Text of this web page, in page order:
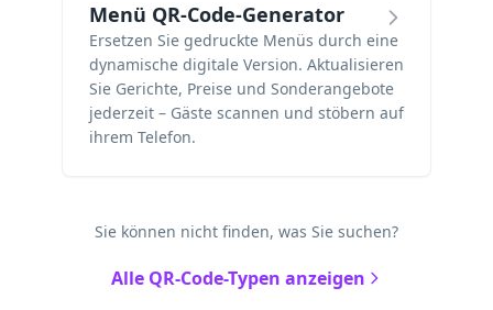
Menü QR-Code-Generator
Ersetzen Sie gedruckte Menüs durch eine
dynamische digitale Version. Aktualisieren
Sie Gerichte, Preise und Sonderangebote
jederzeit – Gäste scannen und stöbern auf
ihrem Telefon.
Sie können nicht finden, was Sie suchen?
Alle QR-Code-Typen anzeigen